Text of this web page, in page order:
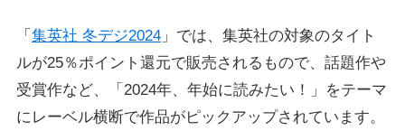
「 集英社 冬デジ2024」では、集英社の対象のタイト
ルが25％ポイント還元で販売されるもので、話題作や
受賞作など、「2024年、年始に読みたい！」をテーマ
にレーベル横断で作品がピックアップされています。